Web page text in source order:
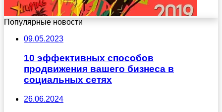
Популярные новости
09.05.2023
10 эффективных способов
продвижения вашего бизнеса в
социальных сетях
26.06.2024